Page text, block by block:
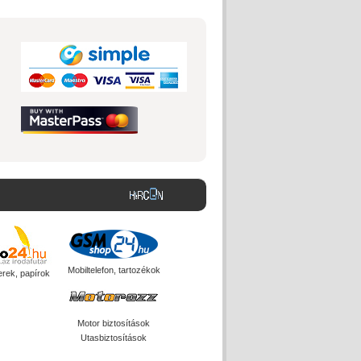
papírok
Mobiltelefon, tartozékok
Motor biztosítások
Utasbiztosítások